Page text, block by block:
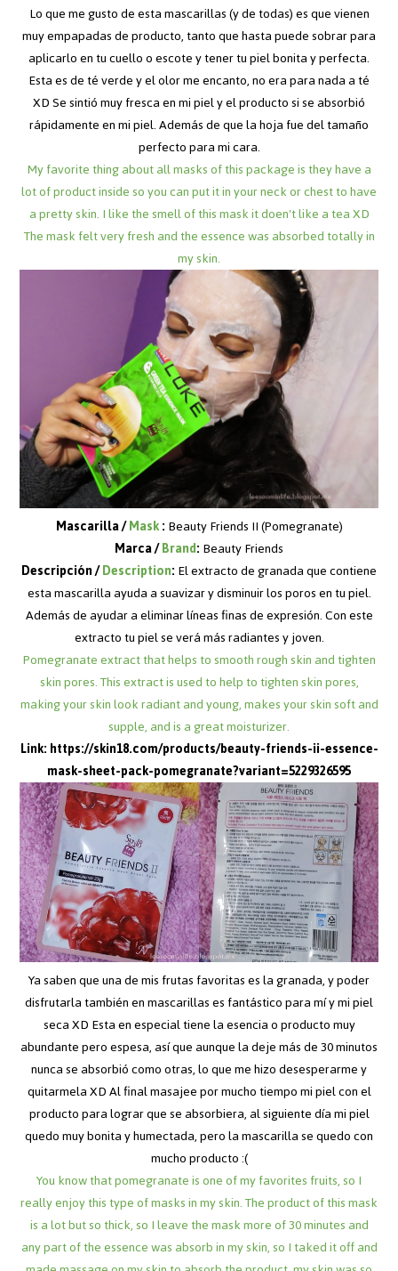
Lo que me gusto de esta mascarillas (y de todas) es que vienen
muy empapadas de producto, tanto que hasta puede sobrar para
aplicarlo en tu cuello o escote y tener tu piel bonita y perfecta.
Esta es de té verde y el olor me encanto, no era para nada a té
XD Se sintió muy fresca en mi piel y el producto si se absorbió
rápidamente en mi piel. Además de que la hoja fue del tamaño
perfecto para mi cara.
My favorite thing about all masks of this package is they have a
lot of product inside so you can put it in your neck or chest to have
a pretty skin. I like the smell of this mask it doen't like a tea XD
The mask felt very fresh and the essence was absorbed totally in
my skin.
Mascarilla /Mask:Beauty Friends II (Pomegranate)
Marca /Brand:Beauty Friends
Descripción /Description:El extracto de granada que contiene
esta mascarilla ayuda a suavizar y disminuir los poros en tu piel.
Además de ayudar a eliminar líneas finas de expresión. Con este
extracto tu piel se verá más radiantes y joven.
Pomegranate extract that helps to smooth rough skin and tighten
skin pores. This extract is used to help to tighten skin pores,
making your skin look radiant and young, makes your skin soft and
supple, and is a great moisturizer.
Link:https://skin18.com/products/beauty-friends-ii-essence-
mask-sheet-pack-pomegranate?variant=5229326595
Ya saben que una de mis frutas favoritas es la granada, y poder
disfrutarla también en mascarillas es fantástico para mí y mi piel
seca XD Esta en especial tiene la esencia o producto muy
abundante pero espesa, así que aunque la deje más de 30 minutos
nunca se absorbió como otras, lo que me hizo desesperarme y
quitarmela XD Al final masajee por mucho tiempo mi piel con el
producto para lograr que se absorbiera, al siguiente día mi piel
quedo muy bonita y humectada, pero la mascarilla se quedo con
mucho producto :(
You know that pomegranate is one of my favorites fruits, so I
really enjoy this type of masks in my skin. The product of this mask
is a lot but so thick, so I leave the mask more of 30 minutes and
any part of the essence was absorb in my skin, so I taked it off and